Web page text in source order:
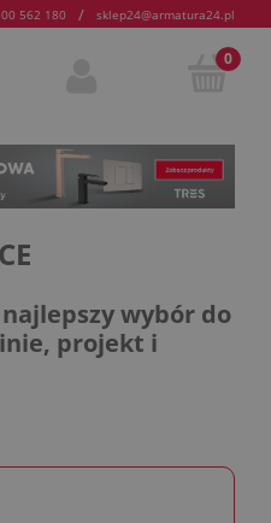
562 180 / sklep24@armatura24.pl
najlepszy wybór do
projekt i